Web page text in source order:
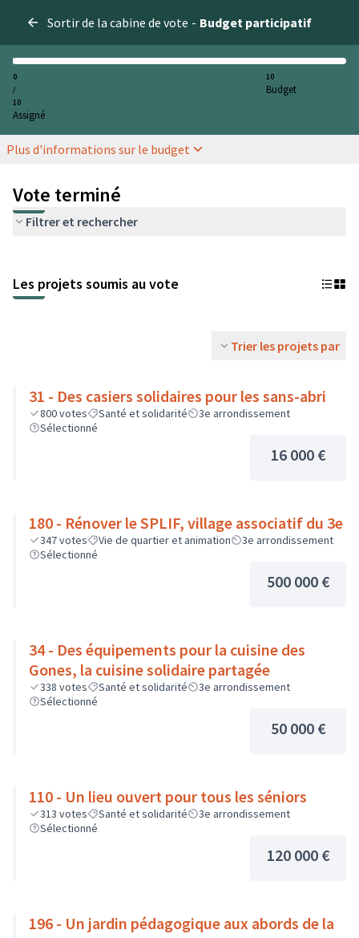
Sortir de la cabine de vote - Budget participatif
0
/
10
Assigné
10
Budget
Plus d'informations sur le budget
Vote terminé
Filtrer et rechercher
Les projets soumis au vote
Trier les projets par
31 - Des casiers solidaires pour les sans-abri
800votes Santé et solidarité
3e arrondissement
Sélectionné
16 000 €
180 - Rénover le SPLIF, village associatif du 3e
347votes Vie de quartier et animation
3e arrondissement
Sélectionné
500 000 €
34 - Des équipements pour la cuisine des
Gones, la cuisine solidaire partagée
338 votes Santé et solidarité
3e arrondissement
Sélectionné
50 000 €
110 - Un lieu ouvert pour tous les séniors
313 votes Santé et solidarité
3e arrondissement
Sélectionné
120 000 €
196 - Un jardin pédagogique aux abords de la